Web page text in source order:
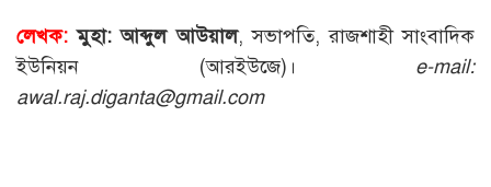
লেখক:মুহা: আব্দুল আউয়াল, সভাপতি, রাজশাহী সাংবাদিক
ইউনিয়ন (আরইউজে)। e-mail:
awal.raj.diganta@gmail.com